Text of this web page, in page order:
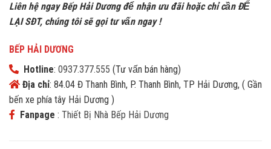
Liên hệ ngay Bếp Hải Dương để nhận ưu đãi hoặc chỉ cần ĐỂ
LẠI SĐT, chúng tôi sẽ gọi tư vấn ngay !
BẾP HẢI DƯƠNG
Hotline: 0937.377.555 (Tư vấn bán hàng)
Địa chỉ: 84.04 Đ Thanh Bình, P. Thanh Bình, TP Hải Dương, ( Gần
bến xe phía tây Hải Dương )
Fanpage : Thiết Bị Nhà Bếp Hải Dương